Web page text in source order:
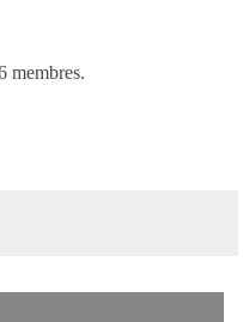
membres.